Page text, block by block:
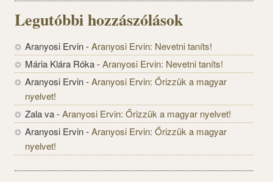
Legutóbbi hozzászólások
Aranyosi Ervin-Aranyosi Ervin: Nevetni taníts!
Mária Klára Róka-Aranyosi Ervin: Nevetni taníts!
Aranyosi Ervin-Aranyosi Ervin: Őrizzük a magyar
nyelvet!
Zala va-Aranyosi Ervin: Őrizzük a magyar nyelvet!
Aranyosi Ervin-Aranyosi Ervin: Őrizzük a magyar
nyelvet!